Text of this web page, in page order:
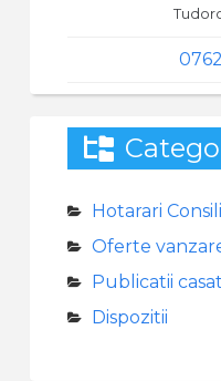
Hotarari
Oferte
Publicatii
Dispozitii